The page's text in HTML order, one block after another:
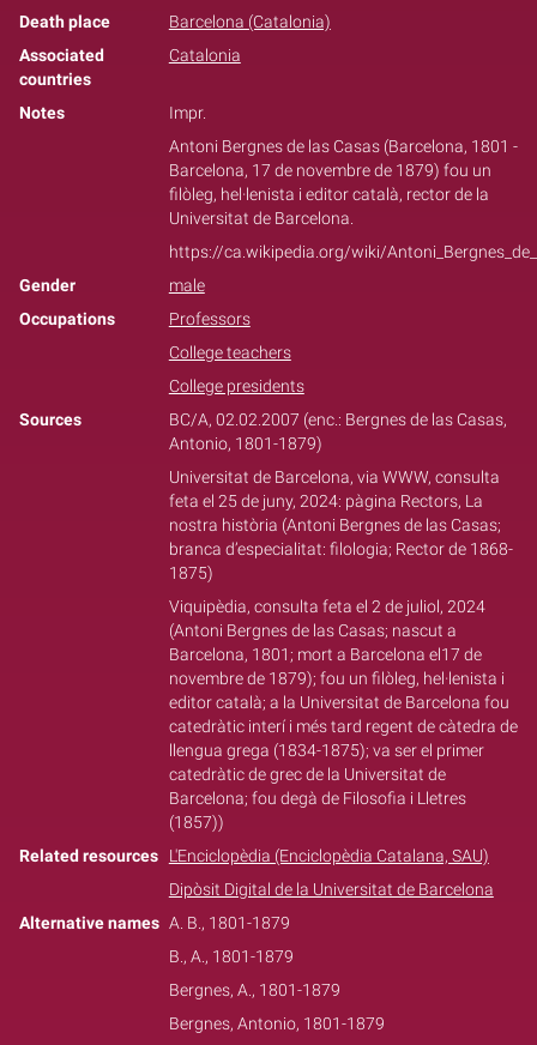
Death place
Barcelona (Catalonia)
Associated
countries
Catalonia
Notes
Impr.
Antoni Bergnes de las Casas (Barcelona, 1801 -
Barcelona, 17 de novembre de 1879) fou un
filòleg, hel·lenista i editor català, rector de la
Universitat de Barcelona.
https://ca.wikipedia.org/wiki/
Gender
male
Occupations
Professors
College teachers
College presidents
Sources
BC/A, 02.02.2007 (enc.: Bergnes de las Casas,
Antonio, 1801-1879)
Universitat de Barcelona, via WWW, consulta
feta el 25 de juny, 2024: pàgina Rectors, La
nostra història (Antoni Bergnes de las Casas;
branca d’especialitat: filologia; Rector de 1868-
1875)
Viquipèdia, consulta feta el 2 de juliol, 2024
(Antoni Bergnes de las Casas; nascut a
Barcelona, 1801; mort a Barcelona el17 de
novembre de 1879); fou un filòleg, hel·lenista i
editor català; a la Universitat de Barcelona fou
catedràtic interí i més tard regent de càtedra de
llengua grega (1834-1875); va ser el primer
catedràtic de grec de la Universitat de
Barcelona; fou degà de Filosofia i Lletres
(1857))
Related resources L'Enciclopèdia (Enciclopèdia Catalana, SAU)
Dipòsit Digital de la Universitat de Barcelona
Alternative names A. B., 1801-1879
B., A., 1801-1879
Bergnes, A., 1801-1879
Bergnes, Antonio, 1801-1879